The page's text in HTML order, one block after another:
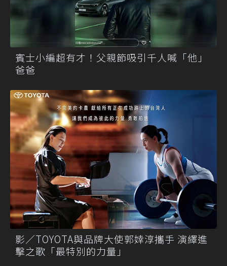
賓士小編超有才！父親節吸引千人喊「他」
爸爸
影／TOYOTA與品牌大使郭婞淳攜手 演繹進
擊之歌「最特別的力量」